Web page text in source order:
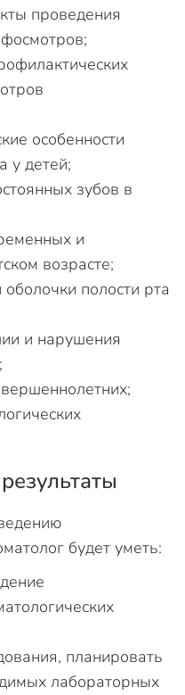
проведения
особенности
у детей;
зубов в
и
возрасте;
полости рта
и нарушения
будет уметь:
планировать
лабораторных